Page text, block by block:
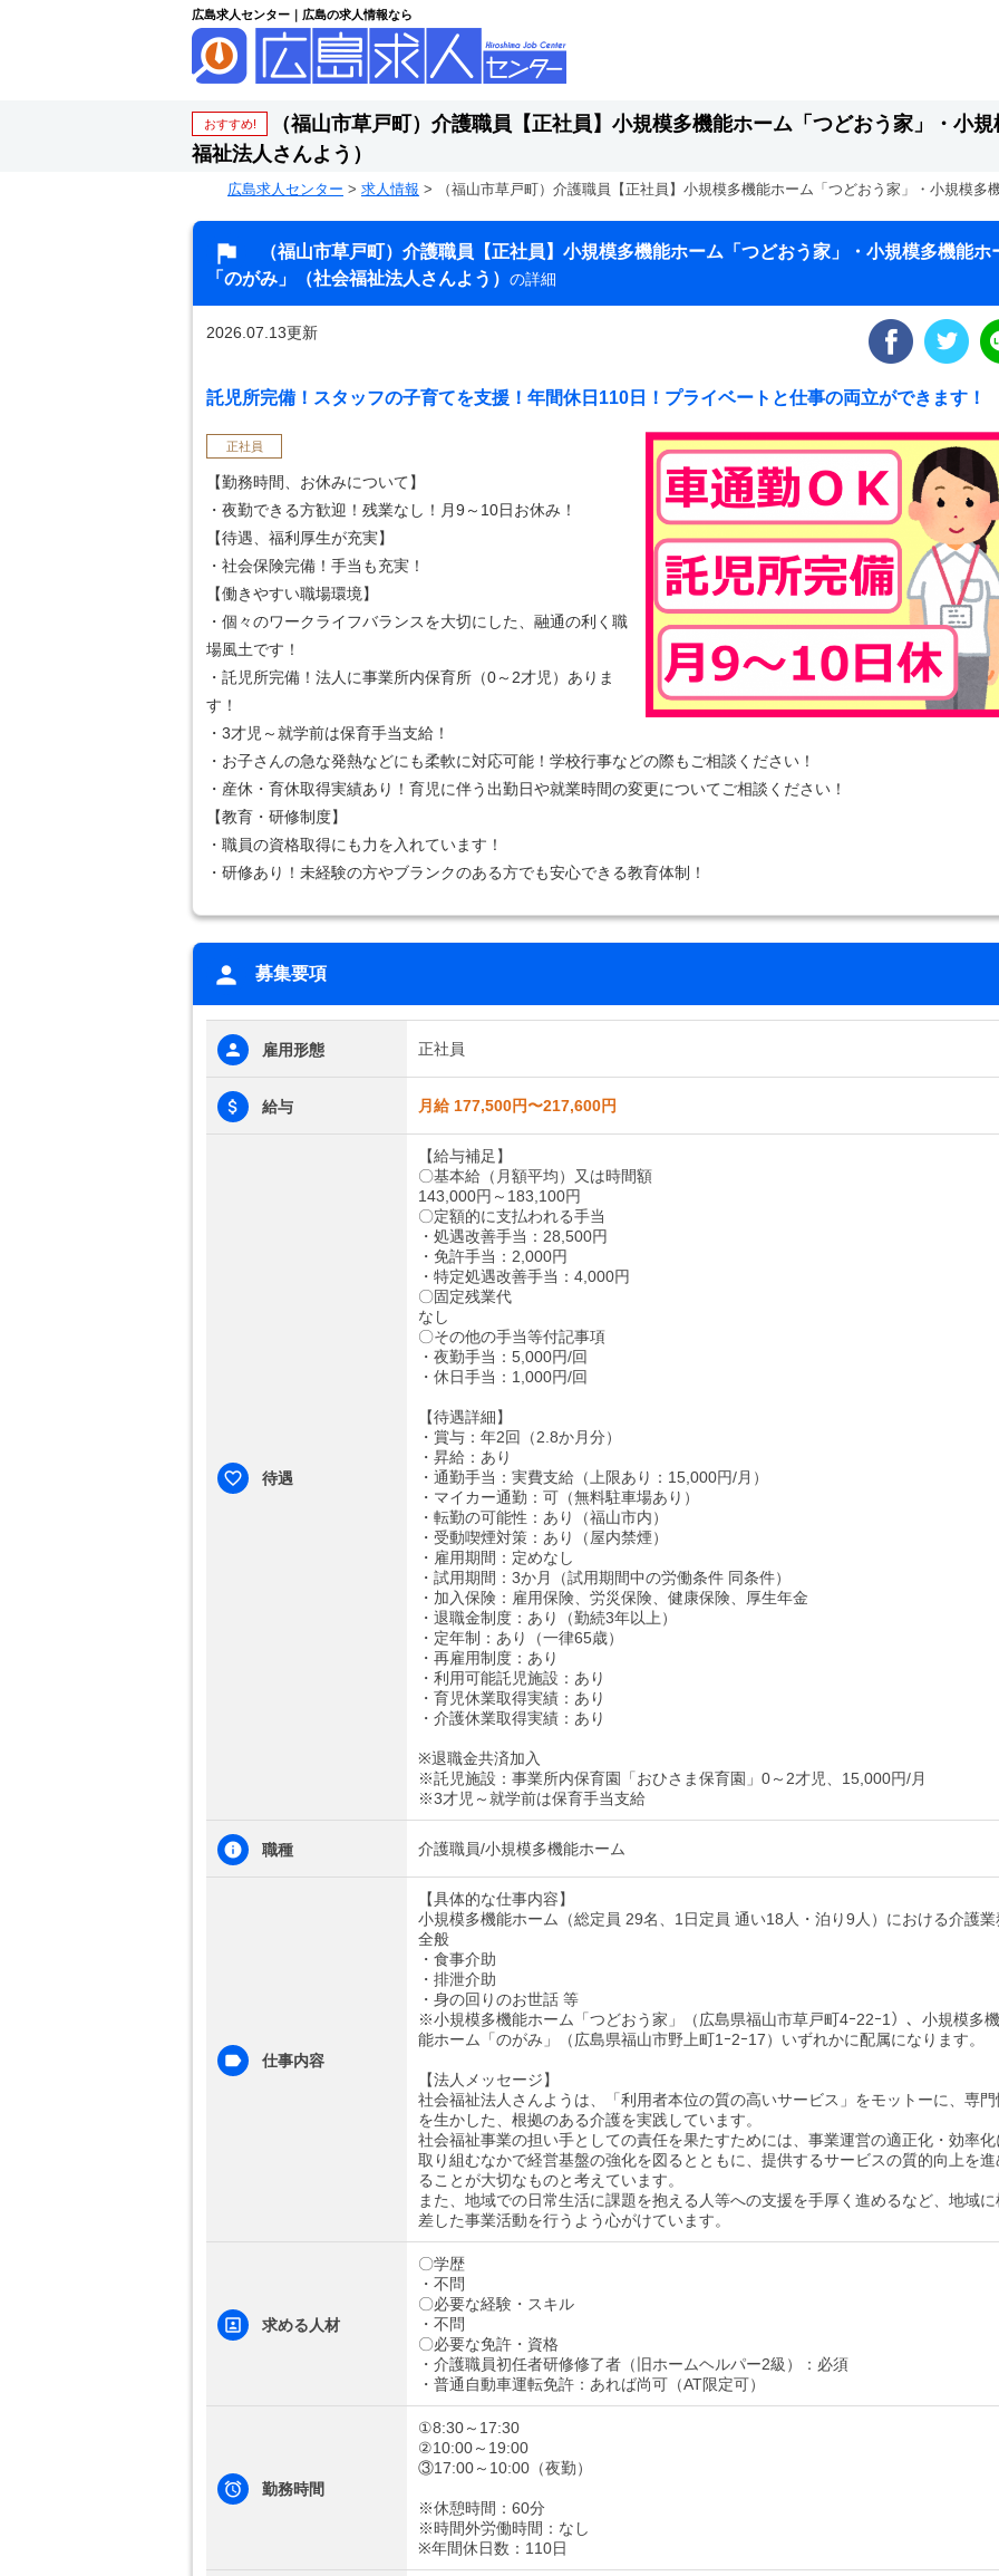
広島求人センター｜広島の求人情報なら
おすすめ!
（福山市草戸町）介護職員【正社員】小規模多機能ホーム「つどおう家」・小
福祉法人さんよう）
広島求人センター > 求人情報 > （福山市草戸町）介護職員【正社員】小規模多機能ホーム「つどおう家」・小規模
（福山市草戸町）介護職員【正社員】小規模多機能ホーム「つどおう家」・小規模多機能ホ
「のがみ」（社会福祉法人さんよう） の詳細
2026.07.13更新
託児所完備！スタッフの子育てを支援！年間休日110日！プライベートと仕事の両立ができます！
正社員
【勤務時間、お休みについて】
・夜勤できる方歓迎！残業なし！月9～10日お休み！
【待遇、福利厚生が充実】
・社会保険完備！手当も充実！
【働きやすい職場環境】
・個々のワークライフバランスを大切にした、融通の利く職
場風土です！
・託児所完備！法人に事業所内保育所（0～2才児）ありま
す！
・3才児～就学前は保育手当支給！
・お子さんの急な発熱などにも柔軟に対応可能！学校行事などの際もご相談ください！
・産休・育休取得実績あり！育児に伴う出勤日や就業時間の変更についてご相談ください！
【教育・研修制度】
・職員の資格取得にも力を入れています！
・研修あり！未経験の方やブランクのある方でも安心できる教育体制！
募集要項
雇用形態 正社員
給与 月給 177,500円〜217,600円
待遇
【給与補足】
〇基本給（月額平均）又は時間額
143,000円～183,100円
〇定額的に支払われる手当
・処遇改善手当：28,500円
・免許手当：2,000円
・特定処遇改善手当：4,000円
〇固定残業代
なし
〇その他の手当等付記事項
・夜勤手当：5,000円/回
・休日手当：1,000円/回
【待遇詳細】
・賞与：年2回（2.8か月分）
・昇給：あり
・通勤手当：実費支給（上限あり：15,000円/月）
・マイカー通勤：可（無料駐車場あり）
・転勤の可能性：あり（福山市内）
・受動喫煙対策：あり（屋内禁煙）
・雇用期間：定めなし
・試用期間：3か月（試用期間中の労働条件 同条件）
・加入保険：雇用保険、労災保険、健康保険、厚生年金
・退職金制度：あり（勤続3年以上）
・定年制：あり（一律65歳）
・再雇用制度：あり
・利用可能託児施設：あり
・育児休業取得実績：あり
・介護休業取得実績：あり
※退職金共済加入
※託児施設：事業所内保育園「おひさま保育園」0～2才児、15,000円/月
※3才児～就学前は保育手当支給
職種 介護職員/小規模多機能ホーム
仕事内容
【具体的な仕事内容】
小規模多機能ホーム（総定員 29名、1日定員 通い18人・泊り9人）における介護業
全般
・食事介助
・排泄介助
・身の回りのお世話 等
※小規模多機能ホーム「つどおう家」（広島県福山市草戸町4ｰ22ｰ1）、小規模多機
能ホーム「のがみ」（広島県福山市野上町1ｰ2ｰ17）いずれかに配属になります。
【法人メッセージ】
社会福祉法人さんようは、「利用者本位の質の高いサービス」をモットーに、専門
を生かした、根拠のある介護を実践しています。
社会福祉事業の担い手としての責任を果たすためには、事業運営の適正化・効率化
取り組むなかで経営基盤の強化を図るとともに、提供するサービスの質的向上を進
ることが大切なものと考えています。
また、地域での日常生活に課題を抱える人等への支援を手厚く進めるなど、地域に
差した事業活動を行うよう心がけています。
求める人材
〇学歴
・不問
〇必要な経験・スキル
・不問
〇必要な免許・資格
・介護職員初任者研修修了者（旧ホームヘルパー2級）：必須
・普通自動車運転免許：あれば尚可（AT限定可）
勤務時間
①8:30～17:30
②10:00～19:00
③17:00～10:00（夜勤）
※休憩時間：60分
※時間外労働時間：なし
※年間休日数：110日